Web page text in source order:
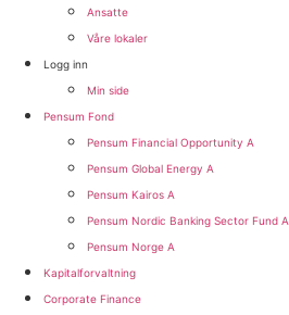
Ansatte
Våre lokaler
Logg inn
Min side
Pensum Fond
Pensum Financial Opportunity A
Pensum Global Energy A
Pensum Kairos A
Pensum Nordic Banking Sector Fund A​
Pensum Norge A​
Kapitalforvaltning
Corporate Finance